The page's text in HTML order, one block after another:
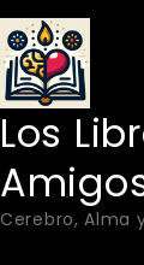
Skip
to
content
Los
Cerebro, Alma